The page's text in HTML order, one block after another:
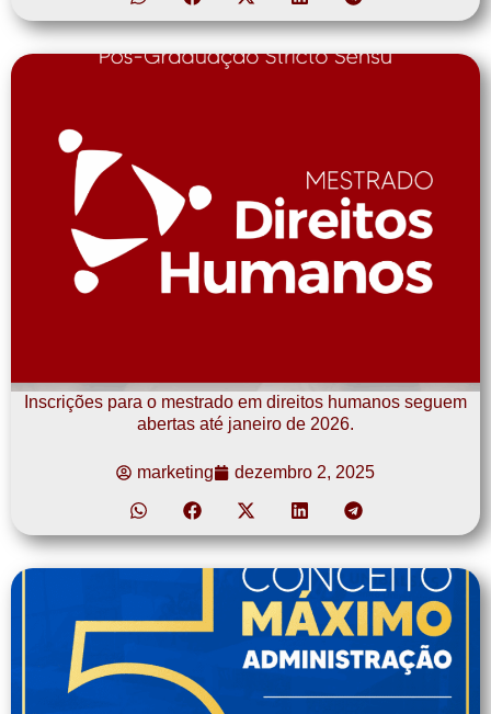
Inscrições para o mestrado em direitos humanos seguem
abertas até janeiro de 2026.
marketing dezembro 2, 2025